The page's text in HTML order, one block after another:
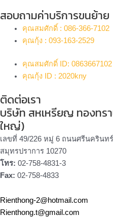
สอบถามค่าบริการขนย้าย
คุณสมศักดิ์ : 086-366-7102
คุณกุ้ง : 093-163-2529
คุณสมศักดิ์ ID: 0863667102
คุณกุ้ง ID : 2020kny
ติดต่อเรา
บริษัท สหเหรียญ ทองทร
ใหญ่)
เลขที่ 49/226 หมู่ 6 ถนนศรีนครินทร์
สมุทรปราการ 10270
โทร: 02-758-4831-3
Fax: 02-758-4833
Rienthong-2@hotmail.com
Rienthong.t@gmail.com